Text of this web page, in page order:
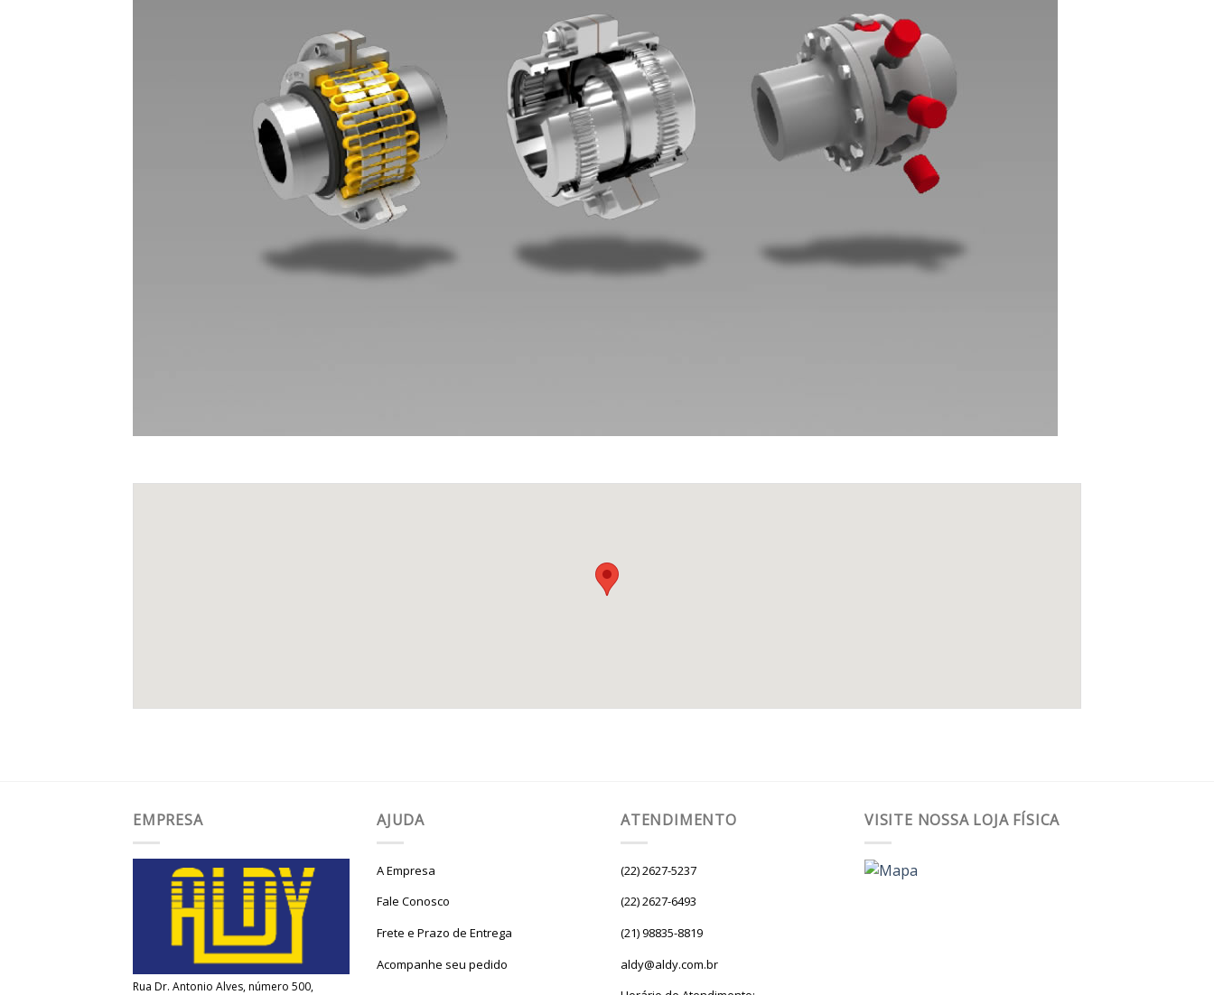
EMPRESA
Rua Dr. Antonio Alves, número 500,
AJUDA
A Empresa
Fale Conosco
Frete e Prazo de Entrega
Acompanhe seu pedido
ATENDIMENTO
(22) 2627-5237
(22) 2627-6493
(21) 98835-8819
aldy@aldy.com.br
VISITE NOSSA LOJA FÍSICA